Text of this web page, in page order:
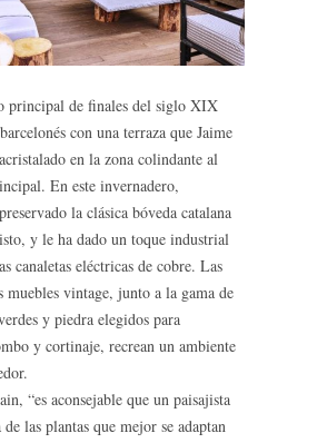
principal de finales del siglo XIX
con una terraza que Jaime
en la zona colindante al
En este invernadero,
la clásica bóveda catalana
y le ha dado un toque industrial
canaletas eléctricas de cobre. Las
muebles vintage, junto a la gama de
y piedra elegidos para
y cortinaje, recrean un ambiente
“es aconsejable que un paisajista
de las plantas que mejor se adaptan